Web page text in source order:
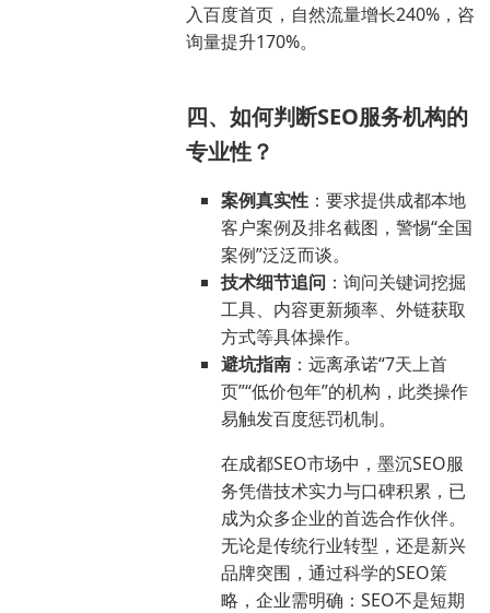
入百度首页，自然流量增长240%，咨
询量提升170%。
四、如何判断SEO服务机构的
专业性？
案例真实性 ：要求提供成都本地
客户案例及排名截图，警惕“全国
案例”泛泛而谈。
技术细节追问 ：询问关键词挖掘
工具、内容更新频率、外链获取
方式等具体操作。
避坑指南 ：远离承诺“7天上首
页”“低价包年”的机构，此类操作
易触发百度惩罚机制。
在成都SEO市场中，墨沉SEO服
务凭借技术实力与口碑积累，已
成为众多企业的首选合作伙伴。
无论是传统行业转型，还是新兴
品牌突围，通过科学的SEO策
略，企业需明确：SEO不是短期